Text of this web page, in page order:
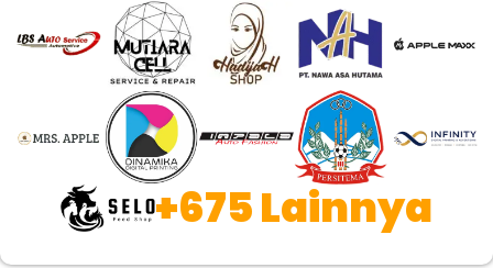
+675 Lainnya